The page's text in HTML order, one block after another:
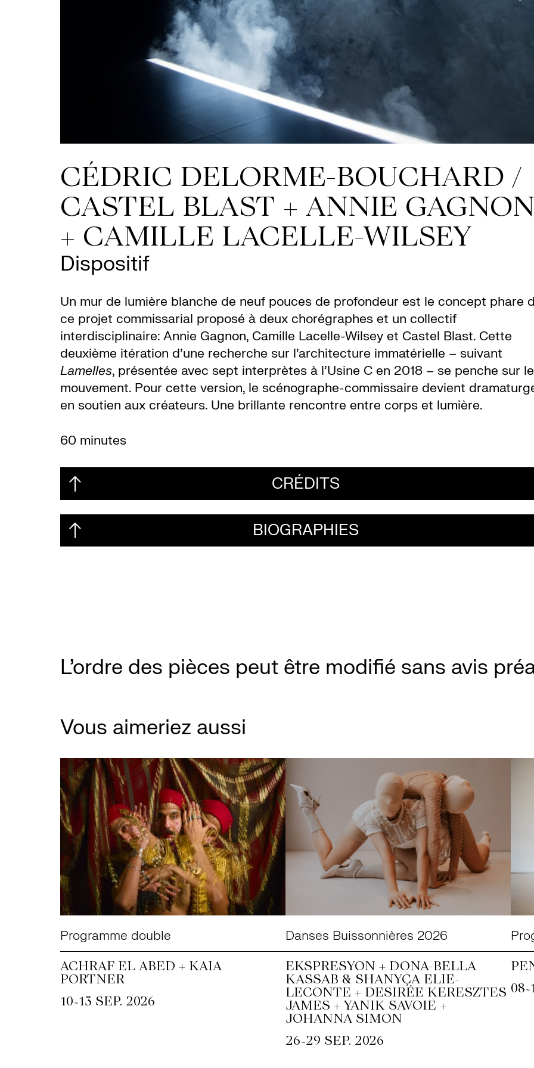
CÉDRIC DELORME-BOUCHARD /
CASTEL BLAST + ANNIE
+ CAMILLE LACELLE-WILSEY
Dispositif
Un mur de lumière blanche de neuf pouces de profondeur est le concept phare
ce projet commissarial proposé à deux chorégraphes et un collectif
interdisciplinaire: Annie Gagnon, Camille Lacelle-Wilsey et Castel Blast. Cette
deuxième itération d’une recherche sur l’architecture immatérielle – suivant
Lamelles, présentée avec sept interprètes à l’Usine C en 2018 – se penche sur le
mouvement. Pour cette version, le scénographe-commissaire devient
en soutien aux créateurs. Une brillante rencontre entre corps et lumière.
60 minutes
CRÉDITS
BIOGRAPHIES
L'ordre des pièces peut être modifié sans avis
Vous aimeriez aussi
Programme double
ACHRAF EL ABED + KAIA
PORTNER
10~13 SEP. 2026
Danses Buissonnières 2026
EKSPRESYON + DONA-BELLA
KASSAB & SHANYÇA ELIE-
LECONTE + DESIRÉE KERESZTES
JAMES + YANIK SAVOIE +
JOHANNA SIMON
26~29 SEP. 2026
08~